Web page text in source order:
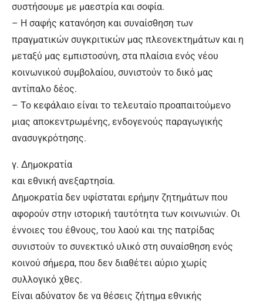
συστήσουμε με μαεστρία και σοφία.
– Η σαφής κατανόηση και συναίσθηση των
πραγματικών συγκριτικών μας πλεονεκτημάτων και η
μεταξύ μας εμπιστοσύνη, στα πλαίσια ενός νέου
κοινωνικού συμβολαίου, συνιστούν το δικό μας
αντίπαλο δέος.
– Το κεφάλαιο είναι το τελευταίο προαπαιτούμενο
μιας αποκεντρωμένης, ενδογενούς παραγωγικής
ανασυγκρότησης.
γ. Δημοκρατία
και εθνική ανεξαρτησία.
Δημοκρατία δεν υφίσταται ερήμην ζητημάτων που
αφορούν στην ιστορική ταυτότητα των κοινωνιών. Οι
έννοιες του έθνους, του λαού και της πατρίδας
συνιστούν το συνεκτικό υλικό στη συναίσθηση ενός
κοινού σήμερα, που δεν διαθέτει αύριο χωρίς
συλλογικό χθες.
Είναι αδύνατον δε να θέσεις ζήτημα εθνικής